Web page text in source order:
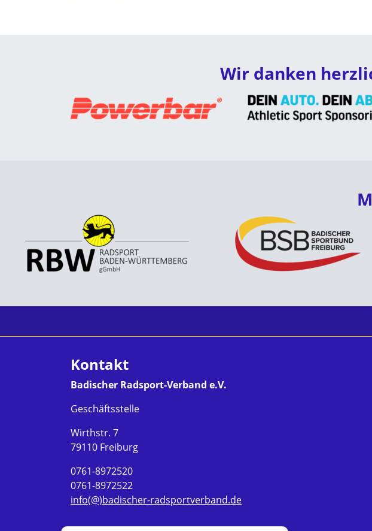
Wir danken
Kontakt
Badischer Radsport-Verband e.V.
Geschäftsstelle
Wirthstr. 7
79110 Freiburg
0761-8972520
0761-8972522
info(@)badischer-radsportverband.de